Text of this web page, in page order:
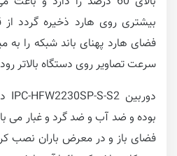
سرعت تصاویر روی دستگاه بالاتر
بوده و ضد آب و ضد گرد و غبار می
فضای باز و در معرض باران نصب